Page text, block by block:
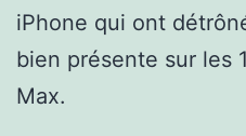
iPhone qui ont
bien présente sur les
Max.